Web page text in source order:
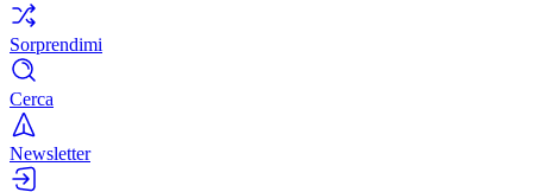
Sorprendimi
Cerca
Newsletter